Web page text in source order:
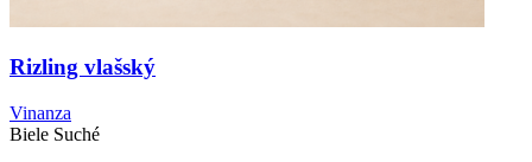
Rizling vlašský
Vinanza
Biele Suché